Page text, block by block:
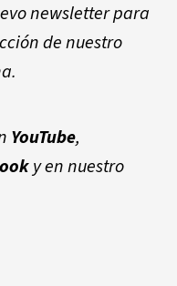
newsletter para
de nuestro
YouTube,
y en nuestro